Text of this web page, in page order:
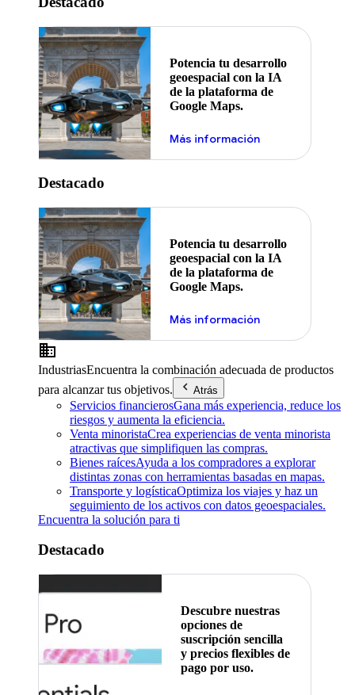
Potencia tu desarrollo
geoespacial con la IA
de la plataforma de
Google Maps.
Más información
Destacado
Potencia tu desarrollo
geoespacial con la IA
de la plataforma de
Google Maps.
Más información
IndustriasEncuentra la combinación adecuada de productos
para alcanzar tus objetivos.
Atrás
Servicios financierosGana más experiencia, reduce los
riesgos y aumenta la eficiencia.
Venta minoristaCrea experiencias de venta minorista
atractivas que simplifiquen las compras.
Bienes raícesAyuda a los compradores a explorar
distintas zonas con herramientas basadas en mapas.
Transporte y logísticaOptimiza los viajes y haz un
seguimiento de los activos con datos geoespaciales.
Encuentra la solución para ti
Destacado
Descubre nuestras
opciones de
suscripción sencilla
y precios flexibles de
pago por uso.